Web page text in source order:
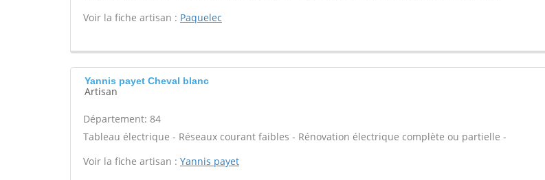
Voir la fiche artisan : Paquelec
Yannis payet Cheval blanc
Artisan
Département: 84
Tableau électrique - Réseaux courant faibles - Rénovation électrique complète ou partielle -
Voir la fiche artisan : Yannis payet